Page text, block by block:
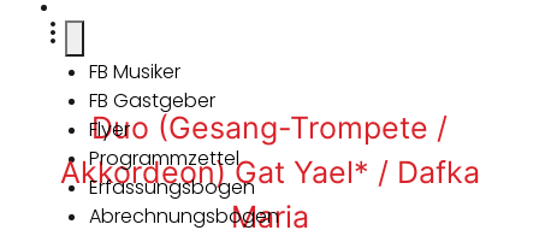
FB Musiker
FB Gastgeber
Flyer
Programmzettel
Erfassungsbogen
Abrechnungsbogen
Duo (Gesang-Trompete /
Akkordeon) Gat Yael* / Dafka
Maria